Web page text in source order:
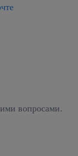
вопросами.